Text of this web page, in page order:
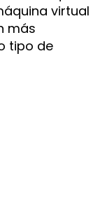
virtual
más
tipo de